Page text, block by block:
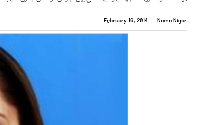
Nama Nigar
February 16, 2014